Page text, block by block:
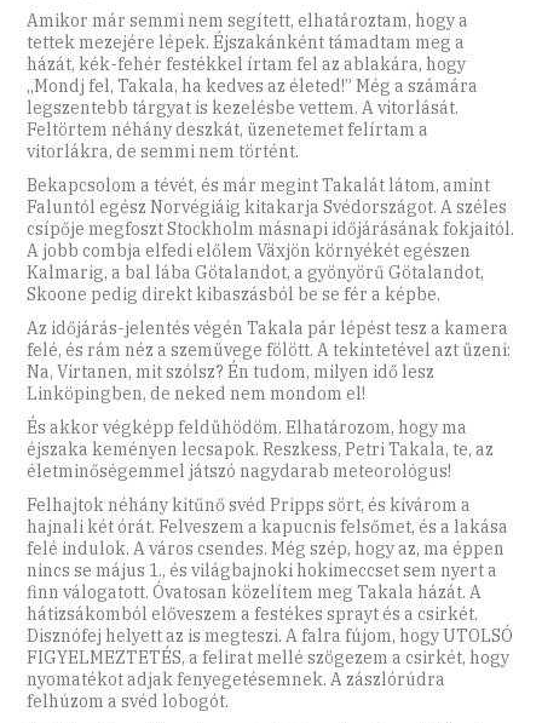
Amikor már semmi nem segített, elhatároztam, hogy a
tettek mezejére lépek. Éjszakánként támadtam meg a
házát, kék-fehér festékkel írtam fel az ablakára, hogy
„Mondj fel, Takala, ha kedves az életed!” Még a számára
legszentebb tárgyat is kezelésbe vettem. A vitorlását.
Feltörtem néhány deszkát, üzenetemet felírtam a
vitorlákra, de semmi nem történt.
Bekapcsolom a tévét, és már megint Takalát látom, amint
Faluntól egész Norvégiáig kitakarja Svédországot. A széles
csípője megfoszt Stockholm másnapi időjárásának fokjaitól.
A jobb combja elfedi előlem Växjön környékét egészen
Kalmarig, a bal lába Götalandot, a gyönyörű Götalandot,
Skoone pedig direkt kibaszásból be se fér a képbe.
Az időjárás-jelentés végén Takala pár lépést tesz a kamera
felé, és rám néz a szemüvege fölött. A tekintetével azt üzeni:
Na, Virtanen, mit szólsz? Én tudom, milyen idő lesz
Linköpingben, de neked nem mondom el!
És akkor végképp feldühödöm. Elhatározom, hogy ma
éjszaka keményen lecsapok. Reszkess, Petri Takala, te, az
életminőségemmel játszó nagydarab meteorológus!
Felhajtok néhány kitűnő svéd Pripps sört, és kivárom a
hajnali két órát. Felveszem a kapucnis felsőmet, és a lakása
felé indulok. A város csendes. Még szép, hogy az, ma éppen
nincs se május 1., és világbajnoki hokimeccset sem nyert a
finn válogatott. Óvatosan közelítem meg Takala házát. A
hátizsákomból előveszem a festékes sprayt és a csirkét.
Disznófej helyett az is megteszi. A falra fújom, hogy UTOLSÓ
FIGYELMEZTETÉS, a felirat mellé szögezem a csirkét, hogy
nyomatékot adjak fenyegetésemnek. A zászlórúdra
felhúzom a svéd lobogót.